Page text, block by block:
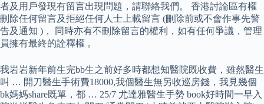
者及用戶發現有留言出現問題，請聯絡我們。 香港討論區有權
刪除任何留言及拒絕任何人士上載留言 (刪除前或不會作事先警
告及通知 )， 同時亦有不刪除留言的權利，如有任何爭議，管理
員擁有最終的詮釋權 。
我岩岩新年前生完bb生之前好多時都想知醫院既收費，雖然醫生
叫 … 開刀醫生手術費18000,我個醫生無另收巡房錢，我見幾個
bk媽媽share既單，都 … 25/7 尤達雅醫生手勢 book好時間一早入